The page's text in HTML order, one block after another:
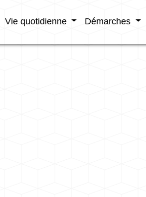
Vie quotidienne Démarches